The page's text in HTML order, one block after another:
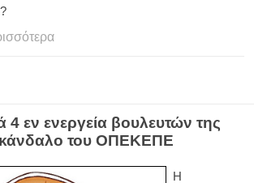
4 εν ενεργεία βουλευτών της
του ΟΠΕΚΕΠΕ
Η